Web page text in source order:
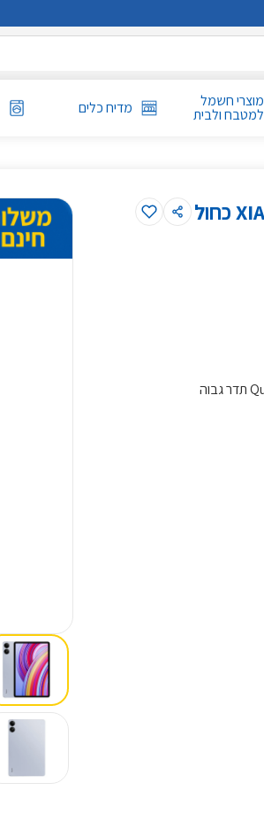
מוצרי חשמל
למטבח ולבית מדיח כלים
מעבד עוצמתי שמונה ליבות Qualcomm® SnapdragonTM 7s Gen 2 (4nm) תדר גבוה